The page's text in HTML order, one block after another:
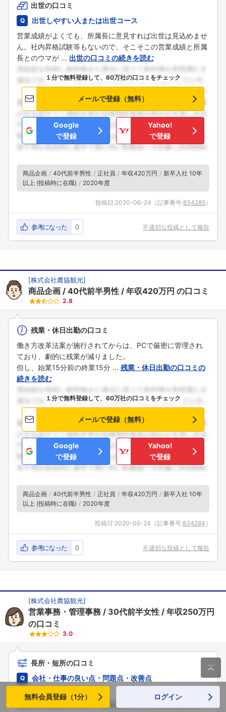
出世の口コミ
出世しやすい人または出世コース
営業成績がよくても、所属長に意見すれば出世は見込めませ
ん。社内昇格試験等もないので、そこそこの営業成績と所属
長とのウマが ... 出世の口コミの続きを読む
１分で無料登録して、60万社の口コミをチェック
メールで登録（無料）
Google
で登録
Yahoo!
で登録
商品企画 40代前半男性 正社員 年収420万円
新卒入社 10年
以上 (投稿時に在職)
2020年度
投稿日:2020-06-24 （記事番号:834285）
参考になった 0 不適切な投稿として報告
[株式会社農協観光]
商品企画 40代前半男性 年収420万円 の口コミ
2.8
残業・休日出勤の口コミ
働き方改革法案が施行されてからは、PCで厳密に管理され
ており、劇的に残業が減りました。
但し、始業15分前の終業15分 ... 残業・休日出勤の口コミの
続きを読む
１分で無料登録して、60万社の口コミをチェック
メールで登録（無料）
Google
で登録
Yahoo!
で登録
商品企画 40代前半男性 正社員 年収420万円
新卒入社 10年
以上 (投稿時に在職)
2020年度
投稿日:2020-06-24 （記事番号:834284 ）
参考になった 0 不適切な投稿として報告
[株式会社農協観光]
営業事務・管理事務 30代前半女性
年収250万円
の口コミ
3.0
長所・短所の口コミ
会社・仕事の良い点・問題点・改善点
労働環境に問題を感じる。

無料会員登録（1分） ログイン